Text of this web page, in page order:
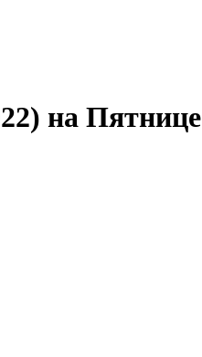
на Пятнице